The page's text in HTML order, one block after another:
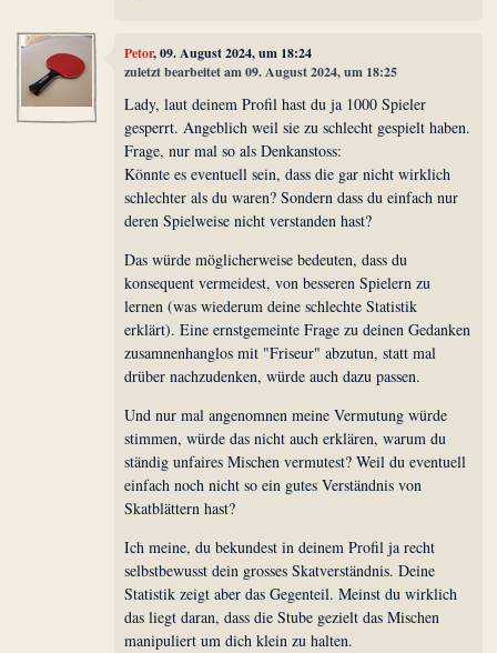
Petor, 09. August 2024, um 18:24
zuletzt bearbeitet am 09. August 2024, um 18:25
Lady, laut deinem Profil hast du ja 1000 Spieler
gesperrt. Angeblich weil sie zu schlecht gespielt haben.
Frage, nur mal so als Denkanstoss:
Könnte es eventuell sein, dass die gar nicht wirklich
schlechter als du waren? Sondern dass du einfach nur
deren Spielweise nicht verstanden hast?
Das würde möglicherweise bedeuten, dass du
konsequent vermeidest, von besseren Spielern zu
lernen (was wiederum deine schlechte Statistik
erklärt). Eine ernstgemeinte Frage zu deinen Gedanken
zusamnenhanglos mit "Friseur" abzutun, statt mal
drüber nachzudenken, würde auch dazu passen.
Und nur mal angenomnen meine Vermutung würde
stimmen, würde das nicht auch erklären, warum du
ständig unfaires Mischen vermutest? Weil du eventuell
einfach noch nicht so ein gutes Verständnis von
Skatblättern hast?
Ich meine, du bekundest in deinem Profil ja recht
selbstbewusst dein grosses Skatverständnis. Deine
Statistik zeigt aber das Gegenteil. Meinst du wirklich
das liegt daran, dass die Stube gezielt das Mischen
manipuliert um dich klein zu halten.